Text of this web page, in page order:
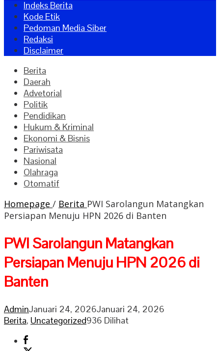
Indeks Berita
Kode Etik
Pedoman Media Siber
Redaksi
Disclaimer
Berita
Daerah
Advetorial
Politik
Pendidikan
Hukum & Kriminal
Ekonomi & Bisnis
Pariwisata
Nasional
Olahraga
Otomatif
Homepage / Berita PWI Sarolangun Matangkan
Persiapan Menuju HPN 2026 di Banten
PWI Sarolangun Matangkan
Persiapan Menuju HPN 2026 di
Banten
AdminJanuari 24, 2026Januari 24, 2026
Berita, Uncategorized936 Dilihat